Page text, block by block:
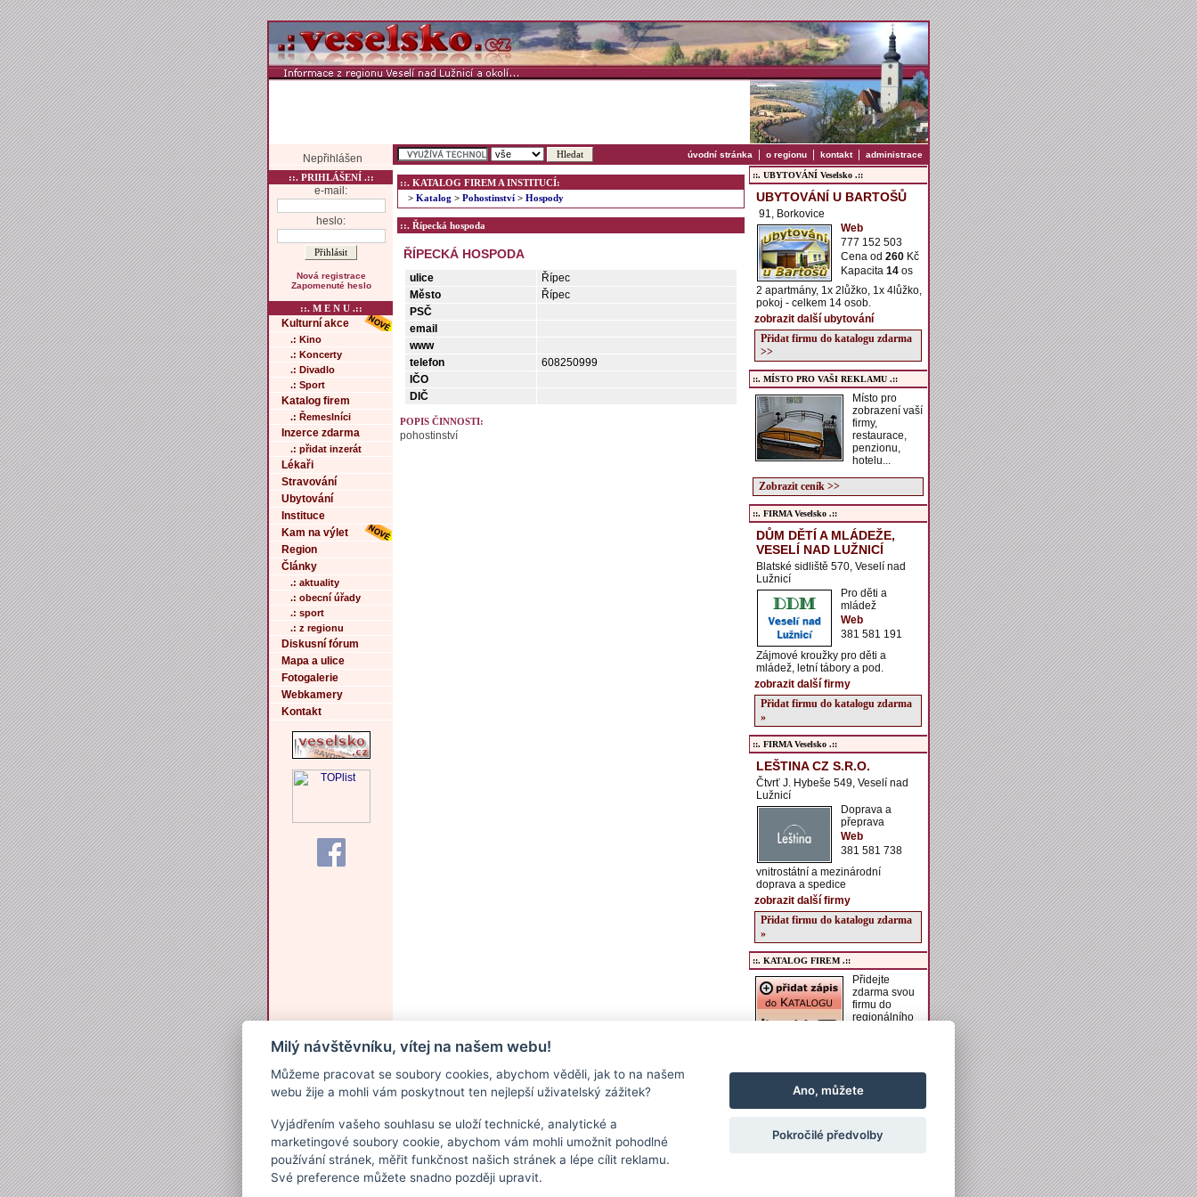
Nepřihlášen úvodní stránka | o regionu | kontakt| administrace
::. PRIHLÁŠENÍ .::
e-mail:
heslo:
Nová registrace
Zapomenuté heslo
::. M E N U .::
Kulturní akce
.: Kino
.: Koncerty
.: Divadlo
.: Sport
Katalog firem
.: Řemeslníci
Inzerce zdarma
.: přidat inzerát
Lékaři
Stravování
Ubytování
Instituce
Kam na výlet
Region
Články
.: aktuality
.: obecní úřady
.: sport
.: z regionu
Diskusní fórum
Mapa a ulice
Fotogalerie
Webkamery
Kontakt
::. KATALOG FIREM A INSTITUCÍ:
> Katalog > Pohostinství > Hospody
::. Řípecká hospoda
ŘÍPECKÁ HOSPODA
ulice
Řípec
Město
Řípec
PSČ
email
www
telefon
608250999
IČO
DIČ
POPIS ČINNOSTI:
pohostinství
::. UBYTOVÁNÍ Veselsko .::
UBYTOVÁNÍ U BARTOŠŮ
91, Borkovice
Web
777 152 503
Cena od 260 Kč
Kapacita 14 os
2 apartmány, 1x 2lůžko, 1x 4lůžko,
pokoj - celkem 14 osob.
zobrazit další ubytování
Přidat firmu do katalogu zdarma
>>
::. MÍSTO PRO VAŠI REKLAMU .::
Místo pro
zobrazení vaší
firmy,
restaurace,
penzionu,
hotelu...
Zobrazit ceník >>
::. FIRMA Veselsko .::
DŮM DĚTÍ A MLÁDEŽE,
VESELÍ NAD LUŽNICÍ
Blatské sidliště 570, Veselí nad
Lužnicí
Pro děti a
mládež
Web
381 581 191
Zájmové kroužky pro děti a
mládež, letní tábory a pod.
zobrazit další firmy
Přidat firmu do katalogu zdarma
»
::. FIRMA Veselsko .::
LEŠTINA CZ S.R.O.
Čtvrť J. Hybeše 549, Veselí nad
Lužnicí
Doprava a
přeprava
Web
381 581 738
vnitrostátní a mezinárodní
doprava a spedice
zobrazit další firmy
Přidat firmu do katalogu zdarma
»
::. KATALOG FIREM .::
Přidejte
zdarma svou
firmu do
regionálního
regionu, vkládání obrázků a
Přidat firmu do katalogu zdarma
Kontakt
Milý návštěvníku, vítej na našem webu!
Můžeme pracovat se soubory cookies, abychom věděli, jak to na našem
webu žije a mohli vám poskytnout ten nejlepší uživatelský zážitek?
Vyjádřením vašeho souhlasu se uloží technické, analytické a
marketingové soubory cookie, abychom vám mohli umožnit pohodlné
používání stránek, měřit funkčnost našich stránek a lépe cílit reklamu.
Své preference můžete snadno později upravit.
Ano, můžete
Pokročilé předvolby